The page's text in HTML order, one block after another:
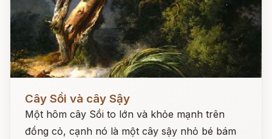
Cây Sồi và cây Sậy
Một hôm cây Sồi to lớn và khỏe mạnh trên
đồng cỏ, cạnh nó là một cây sậy nhỏ bé bám